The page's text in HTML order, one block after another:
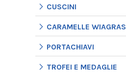
CUSCINI
CARAMELLE WIAGRAS
PORTACHIAVI
TROFEI E MEDAGLIE